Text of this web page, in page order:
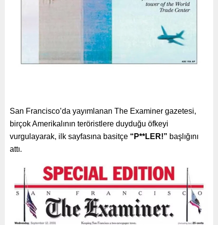
San Francisco’da yayımlanan The Examiner gazetesi,
birçok Amerikalının teröristlere duyduğu öfkeyi
vurgulayarak, ilk sayfasına basitçe “P**LER!” başlığını
attı.